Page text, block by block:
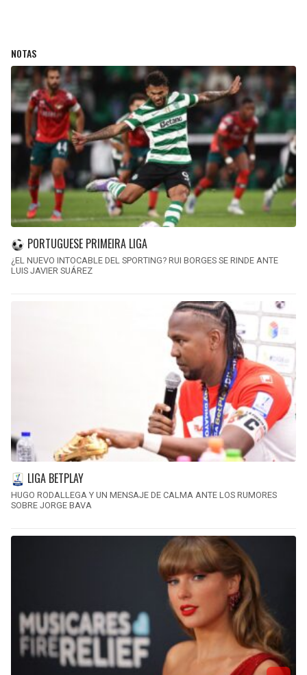
NOTAS
PORTUGUESE PRIMEIRA LIGA
¿EL NUEVO INTOCABLE DEL SPORTING? RUI BORGES SE RINDE ANTE
LUIS JAVIER SUÁREZ
LIGA BETPLAY
HUGO RODALLEGA Y UN MENSAJE DE CALMA ANTE LOS RUMORES
SOBRE JORGE BAVA